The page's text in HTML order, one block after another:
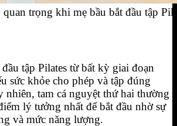
trọng khi mẹ bầu bắt đầu tập
tập Pilates từ bất kỳ giai đoạn
sức khỏe cho phép và tập đúng
nhiên, tam cá nguyệt thứ hai thường
lý tưởng nhất để bắt đầu nhờ sự
và mức năng lượng.